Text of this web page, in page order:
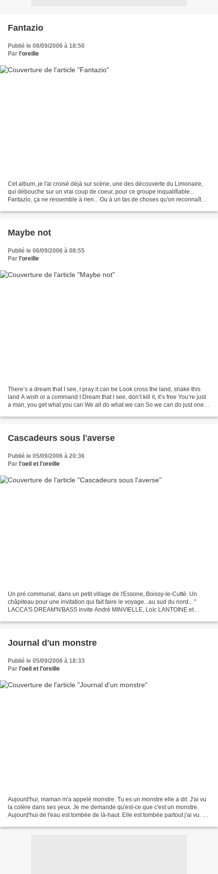
Fantazio
Publié le 08/09/2006 à 18:50
Par l'oreille
Cet album, je l'ai croisé déjà sur scène, une des découverte du Limonaire,
qui débouche sur un vrai coup de coeur, pour ce groupe inqualifiable...
Fantazio, ça ne ressemble à rien... Ou à un tas de choses qu'on reconnaît
Maybe not
Publié le 06/09/2006 à 08:55
Par l'oreille
There’s a dream that I see, I pray it can be Look cross the land, shake this
land A wish or a command I Dream that I see, don’t kill it, it’s free You’re just
a man, you get what you can We all do what we can So we can do just one
Cascadeurs sous l'averse
Publié le 05/09/2006 à 20:36
Par l'oeil et l'oreille
Un pré communal, dans un petit village de l'Essone, Boissy-le-Cutté. Un
châpiteau pour une invitation qui fait faire le voyage...au sud du nord... "
LACCA'S DREAM'N'BASS invite André MINVIELLE, Loïc LANTOINE et
Journal d'un monstre
Publié le 05/09/2006 à 18:33
Par l'oeil et l'oreille
Aujourd'hui, maman m'a appelé monstre. Tu es un monstre elle a dit. J'ai vu
la colère dans ses yeux. Je me demande qu'est-ce que c'est un monstre.
Aujourd'hui de l'eau est tombée de là-haut. Elle est tombée partout j'ai vu. Je